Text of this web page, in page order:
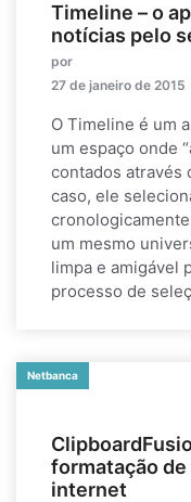
Timeline – o
notícias pelo
por
27 de janeiro de 2015
O Timeline é um
um espaço onde
contados através
caso, ele
um mesmo
limpa e amigável
processo de
Netbanca
formatação
internet